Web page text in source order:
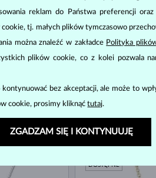
3 180 zł
DIAMENT
DOSTĘPNE
reklam do Państwa preferencji
tj. małych plików tymczasowo
można znaleźć w zakładce Polityka
plików cookie, co z kolei pozwala
bez akceptacji, ale może to
cookie, prosimy kliknąćtutaj.
ZGADZAM SIĘ I KONTYNUUJĘ